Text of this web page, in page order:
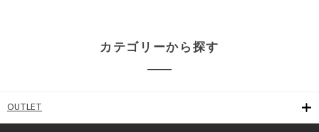
カテゴリーから探す
OUTLET